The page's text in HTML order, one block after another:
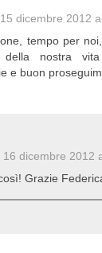
15 dicembre 2012
tempo per
della nostra
e buon
16 dicembre 2012
Grazie